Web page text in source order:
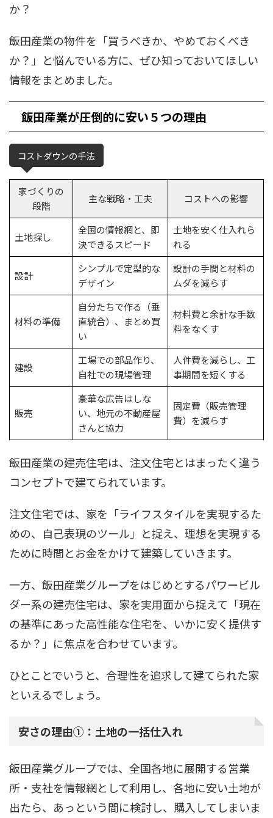
か？
飯田産業の物件を「買うべきか、やめておくべき
か？」と悩んでいる方に、ぜひ知っておいてほしい
情報をまとめました。
飯田産業が圧倒的に安い５つの理由
コストダウンの手法
家づくりの
段階
主な戦略・工夫 コストへの影響
土地探し
全国の情報網と、即
決できるスピード
土地を安く仕入れら
れる
設計
シンプルで定型的な
デザイン
設計の手間と材料の
ムダを減らす
材料の準備
自分たちで作る（垂
直統合）、まとめ買
い
材料費と余計な手数
料をなくす
建設
工場での部品作り、
自社での現場管理
人件費を減らし、工
事期間を短くする
販売
豪華な広告はしな
い、地元の不動産屋
さんと協力
固定費（販売管理
費）を減らす
飯田産業の建売住宅は、注文住宅とはまったく違う
コンセプトで建てられています。
注文住宅では、家を「ライフスタイルを実現するた
めの、自己表現のツール」と捉え、理想を実現する
ために時間とお金をかけて建築していきます。
一方、飯田産業グループをはじめとするパワービル
ダー系の建売住宅は、家を実用面から捉えて「現在
の基準にあった高性能な住宅を、いかに安く提供す
るか？」に焦点を合わせています。
ひとことでいうと、合理性を追求して建てられた家
といえるでしょう。
安さの理由①：土地の一括仕入れ
飯田産業グループでは、全国各地に展開する営業
所・支社を情報網として利用し、各地に安い土地が
出たら、あっという間に検討し、購入してしまいま